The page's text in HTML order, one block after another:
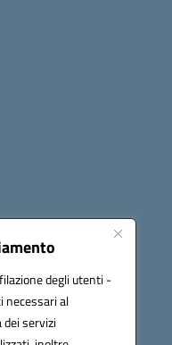
degli utenti -
necessari al
servizi